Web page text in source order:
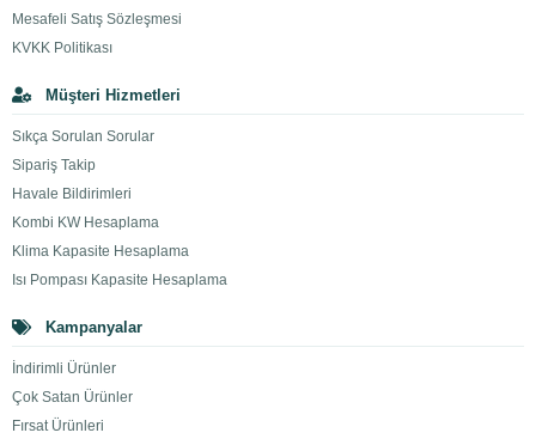
Mesafeli Satış Sözleşmesi
KVKK Politikası
Müşteri Hizmetleri
Sıkça Sorulan Sorular
Sipariş Takip
Havale Bildirimleri
Kombi KW Hesaplama
Klima Kapasite Hesaplama
Isı Pompası Kapasite Hesaplama
Kampanyalar
İndirimli Ürünler
Çok Satan Ürünler
Fırsat Ürünleri